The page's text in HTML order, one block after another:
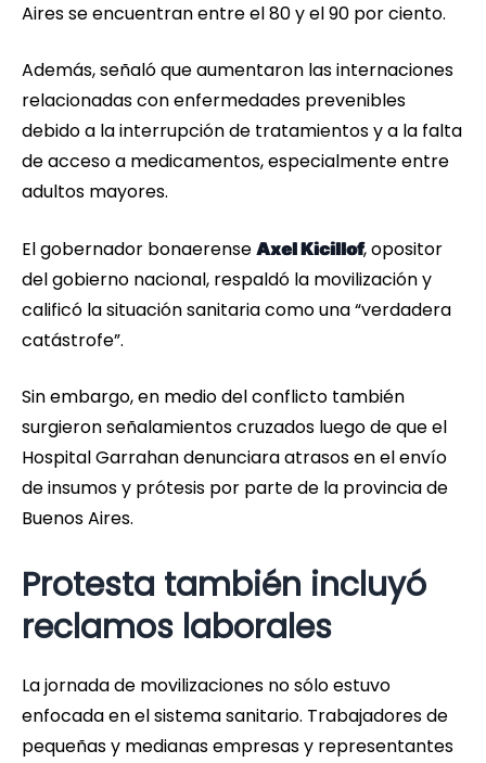
Aires se encuentran entre el 80 y el 90 por ciento.
Además, señaló que aumentaron las internaciones
relacionadas con enfermedades prevenibles
debido a la interrupción de tratamientos y a la falta
de acceso a medicamentos, especialmente entre
adultos mayores.
El gobernador bonaerense Axel Kicillof, opositor
del gobierno nacional, respaldó la movilización y
calificó la situación sanitaria como una “verdadera
catástrofe”.
Sin embargo, en medio del conflicto también
surgieron señalamientos cruzados luego de que el
Hospital Garrahan denunciara atrasos en el envío
de insumos y prótesis por parte de la provincia de
Buenos Aires.
Protesta también incluyó
reclamos laborales
La jornada de movilizaciones no sólo estuvo
enfocada en el sistema sanitario. Trabajadores de
pequeñas y medianas empresas y representantes